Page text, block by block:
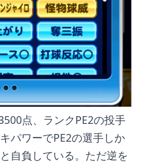
パワーでPE2の選手しか
自負している。ただ逆を